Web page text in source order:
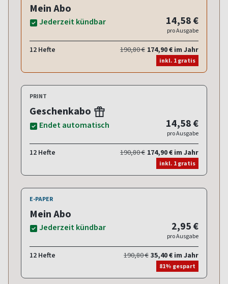
Mein Abo
Jederzeit kündbar 14,58 €
pro Ausgabe
12 Hefte 190,80 € 174,90 € im Jahr
inkl. 1 gratis
PRINT
Geschenkabo
Endet automatisch 14,58 €
pro Ausgabe
12 Hefte 190,80 € 174,90 € im Jahr
inkl. 1 gratis
E-PAPER
Mein Abo
Jederzeit kündbar 2,95 €
pro Ausgabe
12 Hefte 190,80 € 35,40 € im Jahr
81% gespart